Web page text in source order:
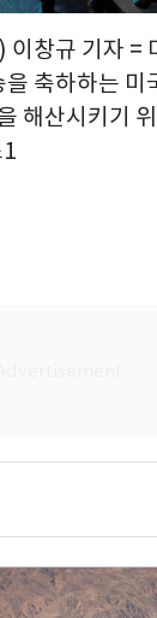
창규 기자 =
축하하는 미
해산시키기